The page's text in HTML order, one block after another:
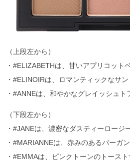
（上段左から）
・#ELIZABETHは、甘いアプリコット
・#ELINOIRは、ロマンティックなサン
・#ANNEは、和やかなグレイッシュト
（下段左から）
・#JANEは、濃密なダスティーロージ
・#MARIANNEは、赤みのあるバーガン
・#EMMAは、ピンクトーンのトースト